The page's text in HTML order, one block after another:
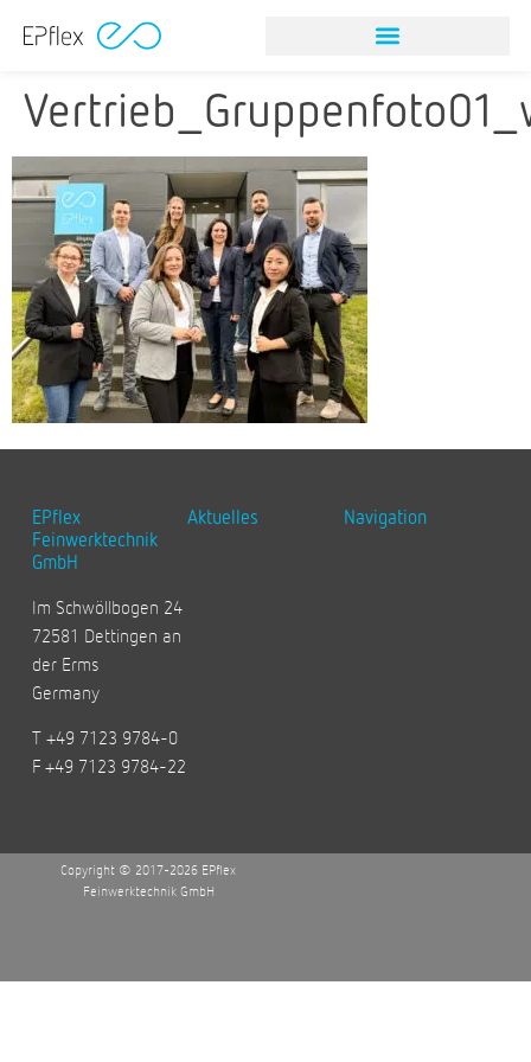
EPflex
Feinwerktechnik
GmbH
Im Schwöllbogen 24
72581 Dettingen an
der Erms
Germany
T +49 7123 9784-0
F +49 7123 9784-22
Aktuelles Navigation
Copyright © 2017-2026 EPflex
Feinwerktechnik GmbH